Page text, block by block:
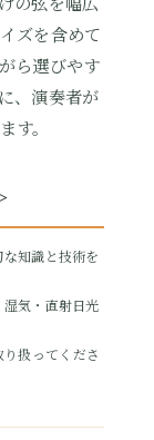
ズを含めて
ら選びやす
、演奏者が
す。
知識と技術を
気・直射日光
扱ってくださ